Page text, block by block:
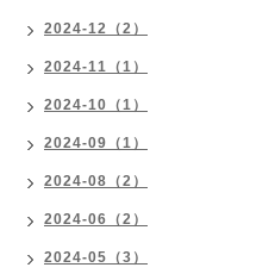
2024-12（2）
2024-11（1）
2024-10（1）
2024-09（1）
2024-08（2）
2024-06（2）
2024-05（3）